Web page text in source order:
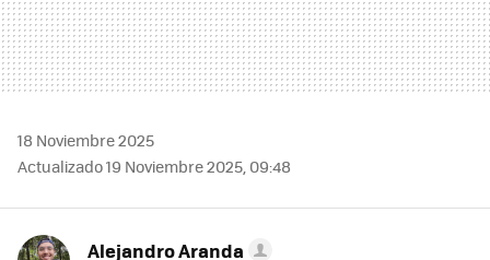
18 Noviembre 2025
Actualizado 19 Noviembre 2025, 09:48
Alejandro Aranda